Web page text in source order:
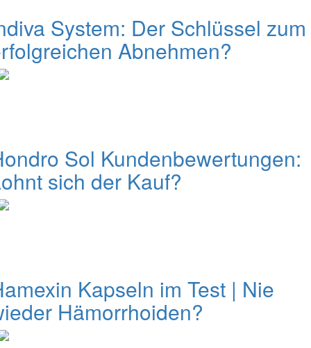
System: Der Schlüssel zum
Abnehmen?
Sol Kundenbewertungen:
sich der Kauf?
Kapseln im Test | Nie
Hämorrhoiden?